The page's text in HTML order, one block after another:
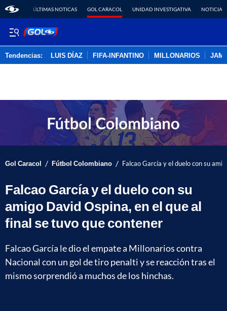
ÚLTIMAS NOTICAS GOL CARACOL UNIDAD INVESTIGATIVA NOTICIAS
Tendencias: LUIS DÍAZ FIFA-INFANTINO MILLONARIOS
Gol Caracol / Fútbol Colombiano / Falcao García y el duelo con su
Falcao García y el duelo con su
amigo David Ospina, en el que al
final se tuvo que contener
Falcao García le dio el empate a Millonarios contra
Nacional con un gol de tiro penalti y se reacción tras el
mismo sorprendió a muchos de los hinchas.